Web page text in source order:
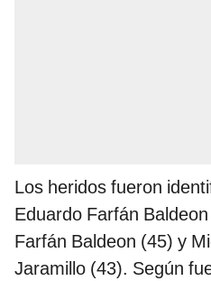
Los heridos fueron
Eduardo Farfán
Farfán Baldeon (45) y
Jaramillo (43). Según